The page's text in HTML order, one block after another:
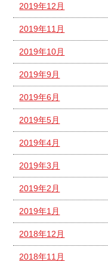
2019年12月
2019年11月
2019年10月
2019年9月
2019年6月
2019年5月
2019年4月
2019年3月
2019年2月
2019年1月
2018年12月
2018年11月